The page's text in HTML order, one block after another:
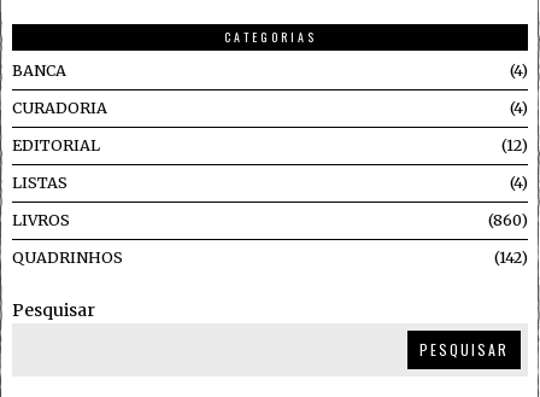
CATEGORIAS
BANCA
4
CURADORIA 4
EDITORIAL 12
LISTAS 4
LIVROS 860
QUADRINHOS 142
Pesquisar
PESQUISAR